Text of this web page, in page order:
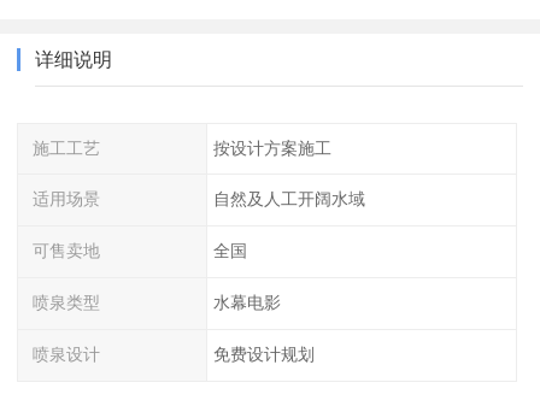
详细说明
施工工艺 按设计方案施工
适用场景 自然及人工开阔水域
可售卖地 全国
喷泉类型 水幕电影
喷泉设计 免费设计规划